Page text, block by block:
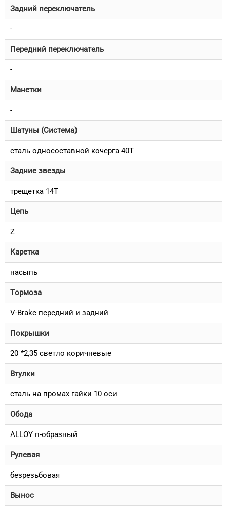
Задний переключатель
-
Передний переключатель
-
Манетки
-
Шатуны (Система)
сталь односоставной кочерга 40T
Задние звезды
трещетка 14T
Цепь
Z
Каретка
насыпь
Тормоза
V-Brake передний и задний
Покрышки
20"*2,35 светло коричневые
Втулки
сталь на промах гайки 10 оси
Обода
ALLOY п-образный
Рулевая
безрезьбовая
Вынос